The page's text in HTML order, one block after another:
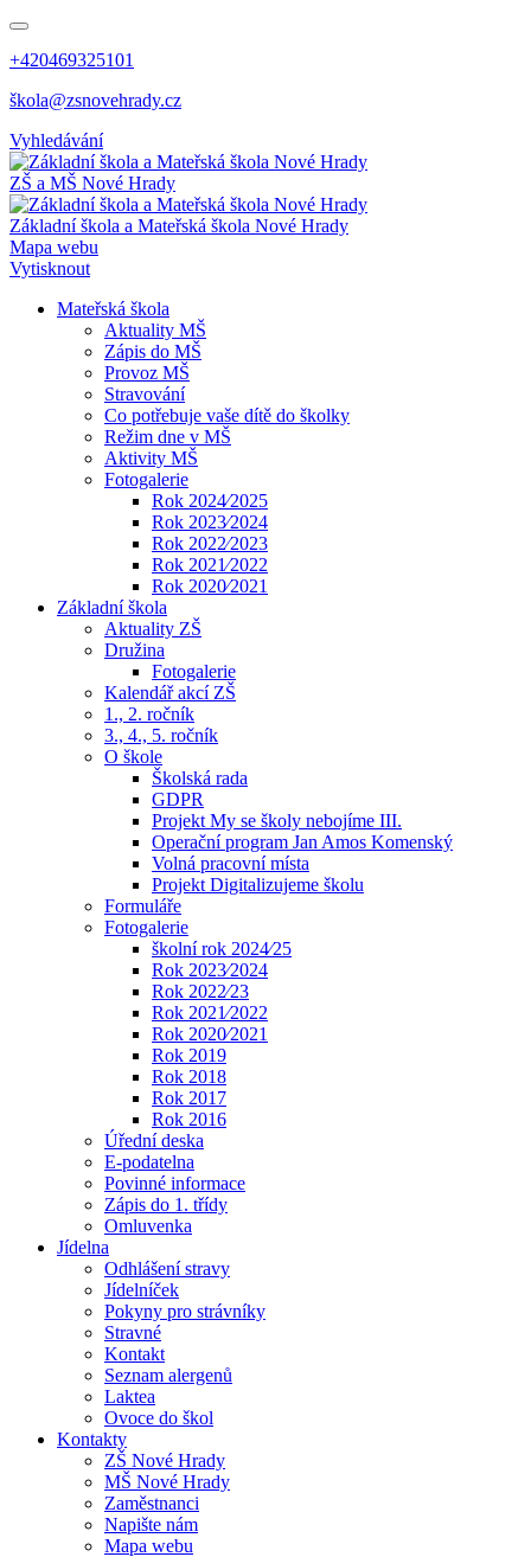
+420469325101
škola@zsnovehrady.cz
Vyhledávání
ZŠ a MŠ Nové Hrady
Základní škola a Mateřská škola Nové Hrady
Mapa webu
Vytisknout
Mateřská škola
Aktuality MŠ
Zápis do MŠ
Provoz MŠ
Stravování
Co potřebuje vaše dítě do školky
Režim dne v MŠ
Aktivity MŠ
Fotogalerie
Rok 2024⁄2025
Rok 2023⁄2024
Rok 2022⁄2023
Rok 2021⁄2022
Rok 2020⁄2021
Základní škola
Aktuality ZŠ
Družina
Fotogalerie
Kalendář akcí ZŠ
1., 2. ročník
3., 4., 5. ročník
O škole
Školská rada
GDPR
Projekt My se školy nebojíme III.
Operační program Jan Amos Komenský
Volná pracovní místa
Projekt Digitalizujeme školu
Formuláře
Fotogalerie
školní rok 2024⁄25
Rok 2023⁄2024
Rok 2022⁄23
Rok 2021⁄2022
Rok 2020⁄2021
Rok 2019
Rok 2018
Rok 2017
Rok 2016
Úřední deska
E-podatelna
Povinné informace
Zápis do 1. třídy
Omluvenka
Jídelna
Odhlášení stravy
Jídelníček
Pokyny pro strávníky
Stravné
Kontakt
Seznam alergenů
Laktea
Ovoce do škol
Kontakty
ZŠ Nové Hrady
MŠ Nové Hrady
Zaměstnanci
Napište nám
Mapa webu